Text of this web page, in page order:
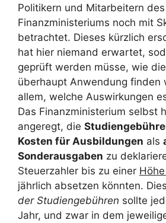
Politikern und Mitarbeitern des
Finanzministeriums noch mit
betrachtet. Dieses kürzlich
hat hier niemand erwartet,
geprüft werden müsse, wie
überhaupt Anwendung finden
allem, welche Auswirkungen
Das Finanzministerium selbst
angeregt, die
Kosten für Ausbildungen als
Sonderausgaben zu
Steuerzahler bis zu einer
jährlich absetzen könnten.
der Studiengebühren sollte
Jahr, und zwar in dem